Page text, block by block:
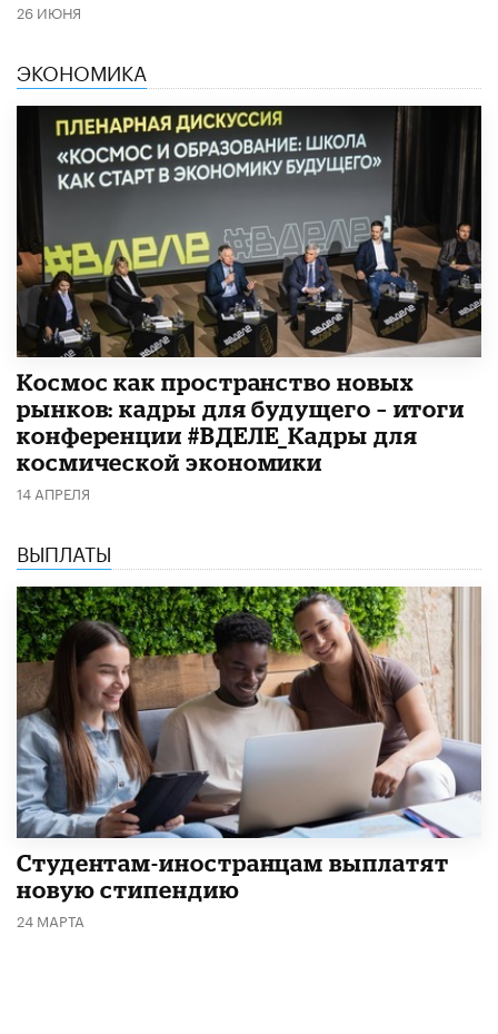
26 ИЮНЯ
ЭКОНОМИКА
Космос как пространство новых
рынков: кадры для будущего – итоги
конференции #ВДЕЛЕ_Кадры для
космической экономики
14 АПРЕЛЯ
ВЫПЛАТЫ
Студентам-иностранцам выплатят
новую стипендию
24 МАРТА